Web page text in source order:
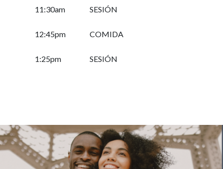
11:30am SESIÓN
12:45pm COMIDA
1:25pm SESIÓN